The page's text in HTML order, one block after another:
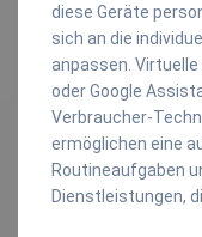
diese Geräte
sich an die
anpassen.
oder Google
Verbraucher-
ermöglichen eine
Routineaufgaben
Dienstleistungen,